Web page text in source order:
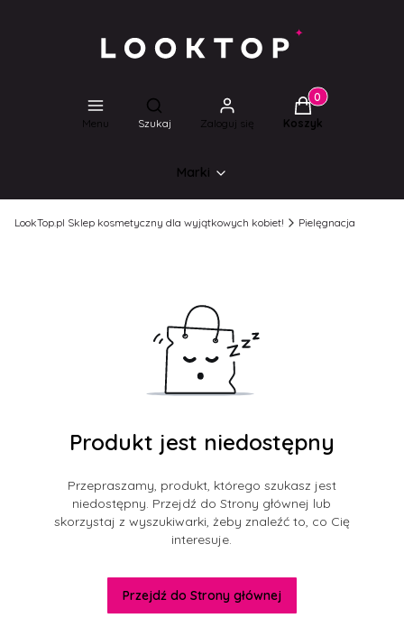
Menu
Otwórz wyszukiwarkę
Szukaj Zaloguj się
Produkty w
Koszyk
Marki
LookTop.pl Sklep kosmetyczny dla wyjątkowych kobiet! Pielęgnacja
Produkt jest niedostępny
Przepraszamy, produkt, którego szukasz jest
niedostępny. Przejdź do Strony głównej lub
skorzystaj z wyszukiwarki, żeby znaleźć to, co Cię
interesuje.
Przejdź do Strony głównej